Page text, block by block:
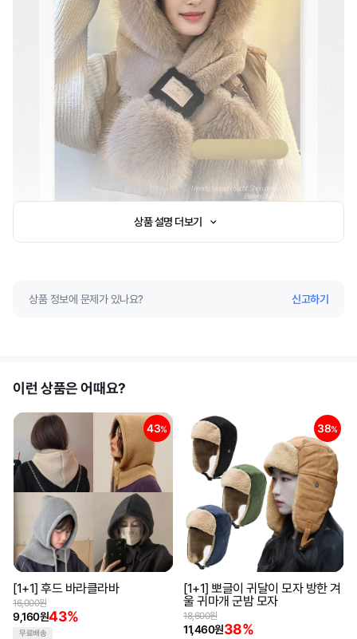
상품 설명 더보기
상품 정보에 문제가 있나요? 신고하기
이런 상품은 어때요?
43%
[1+1] 후드 바라클라바
9,160원43%
16,000원
무료배송
38%
[1+1] 뽀글이 귀달이 모자 방한 겨
울 귀마개 군밤 모자
11,460원38%
18,600원